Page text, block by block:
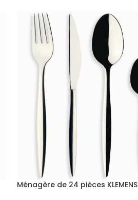
Ménagère de 24 pièces KLEMENS